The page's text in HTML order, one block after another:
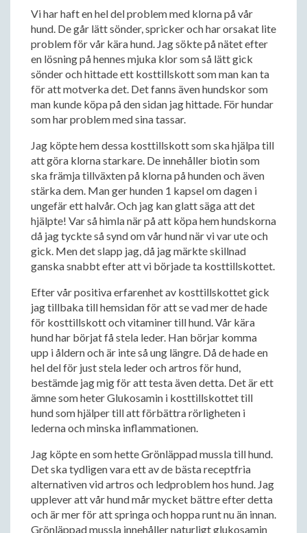
Vi har haft en hel del problem med klorna på vår
hund. De går lätt sönder, spricker och har orsakat lite
problem för vår kära hund. Jag sökte på nätet efter
en lösning på hennes mjuka klor som så lätt gick
sönder och hittade ett kosttillskott som man kan ta
för att motverka det. Det fanns även hundskor som
man kunde köpa på den sidan jag hittade. För hundar
som har problem med sina tassar.
Jag köpte hem dessa kosttillskott som ska hjälpa till
att göra klorna starkare. De innehåller biotin som
ska främja tillväxten på klorna på hunden och även
stärka dem. Man ger hunden 1 kapsel om dagen i
ungefär ett halvår. Och jag kan glatt säga att det
hjälpte! Var så himla när på att köpa hem hundskorna
då jag tyckte så synd om vår hund när vi var ute och
gick. Men det slapp jag, då jag märkte skillnad
ganska snabbt efter att vi började ta kosttillskottet.
Efter vår positiva erfarenhet av kosttillskottet gick
jag tillbaka till hemsidan för att se vad mer de hade
för kosttillskott och vitaminer till hund. Vår kära
hund har börjat få stela leder. Han börjar komma
upp i åldern och är inte så ung längre. Då de hade en
hel del för just stela leder och artros för hund,
bestämde jag mig för att testa även detta. Det är ett
ämne som heter Glukosamin i kosttillskottet till
hund som hjälper till att förbättra rörligheten i
lederna och minska inflammationen.
Jag köpte en som hette Grönläppad mussla till hund.
Det ska tydligen vara ett av de bästa receptfria
alternativen vid artros och ledproblem hos hund. Jag
upplever att vår hund mår mycket bättre efter detta
och är mer för att springa och hoppa runt nu än innan.
Grönläppad mussla innehåller naturligt glukosamin